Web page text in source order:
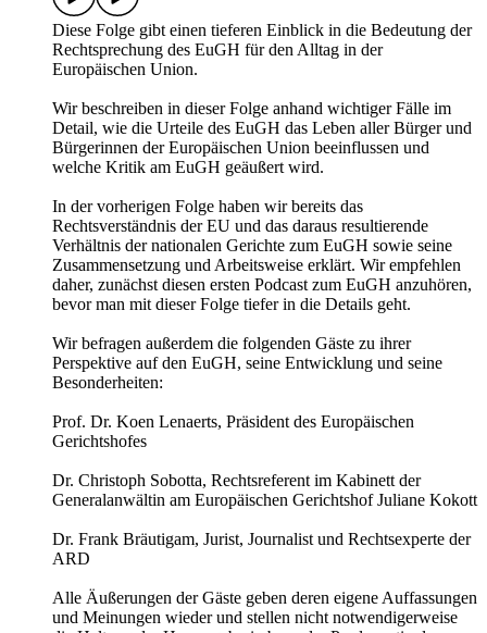
Diese Folge gibt einen tieferen Einblick in die Bedeutung der
Rechtsprechung des EuGH für den Alltag in der
Europäischen Union.
Wir beschreiben in dieser Folge anhand wichtiger Fälle im
Detail, wie die Urteile des EuGH das Leben aller Bürger und
Bürgerinnen der Europäischen Union beeinflussen und
welche Kritik am EuGH geäußert wird.
In der vorherigen Folge haben wir bereits das
Rechtsverständnis der EU und das daraus resultierende
Verhältnis der nationalen Gerichte zum EuGH sowie seine
Zusammensetzung und Arbeitsweise erklärt. Wir empfehlen
daher, zunächst diesen ersten Podcast zum EuGH anzuhören,
bevor man mit dieser Folge tiefer in die Details geht.
Wir befragen außerdem die folgenden Gäste zu ihrer
Perspektive auf den EuGH, seine Entwicklung und seine
Besonderheiten:
Prof. Dr. Koen Lenaerts, Präsident des Europäischen
Gerichtshofes
Dr. Christoph Sobotta, Rechtsreferent im Kabinett der
Generalanwältin am Europäischen Gerichtshof Juliane Kokott
Dr. Frank Bräutigam, Jurist, Journalist und Rechtsexperte der
ARD
Alle Äußerungen der Gäste geben deren eigene Auffassungen
und Meinungen wieder und stellen nicht notwendigerweise